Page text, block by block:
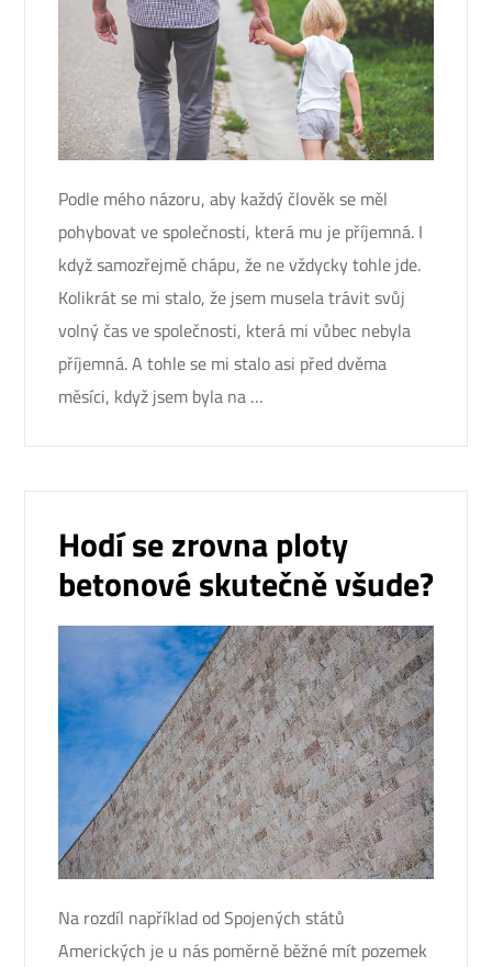
Podle mého názoru, aby každý člověk se měl
pohybovat ve společnosti, která mu je příjemná. I
když samozřejmě chápu, že ne vždycky tohle jde.
Kolikrát se mi stalo, že jsem musela trávit svůj
volný čas ve společnosti, která mi vůbec nebyla
příjemná. A tohle se mi stalo asi před dvěma
měsíci, když jsem byla na …
Hodí se zrovna ploty
betonové skutečně všude?
Na rozdíl například od Spojených států
Amerických je u nás poměrně běžné mít pozemek